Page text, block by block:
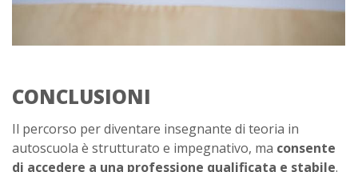
CONCLUSIONI
Il percorso per diventare insegnante di teoria in
autoscuola è strutturato e impegnativo, ma consente
di accedere a una professione qualificata e stabile.